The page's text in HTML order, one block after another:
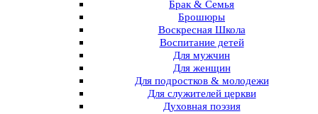
Брак & Семья
Брошюры
Воскресная Школа
Воспитание детей
Для мужчин
Для женщин
Для подростков & молодежи
Для служителей церкви
Духовная поэзия